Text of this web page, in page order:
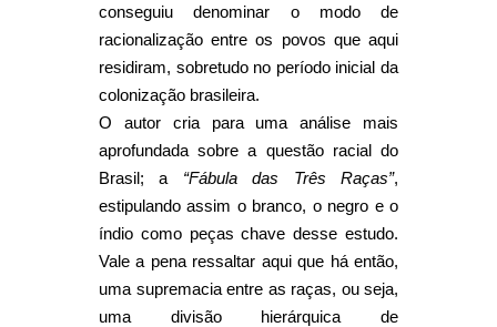
conseguiu denominar o modo de
racionalização entre os povos que aqui
residiram, sobretudo no período inicial da
colonização brasileira.
O autor cria para uma análise mais
aprofundada sobre a questão racial do
Brasil; a “Fábula das Três Raças”,
estipulando assim o branco, o negro e o
índio como peças chave desse estudo.
Vale a pena ressaltar aqui que há então,
uma supremacia entre as raças, ou seja,
uma divisão hierárquica de